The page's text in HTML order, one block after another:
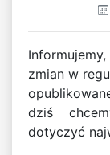
zmian w
dziś
dotyczyć